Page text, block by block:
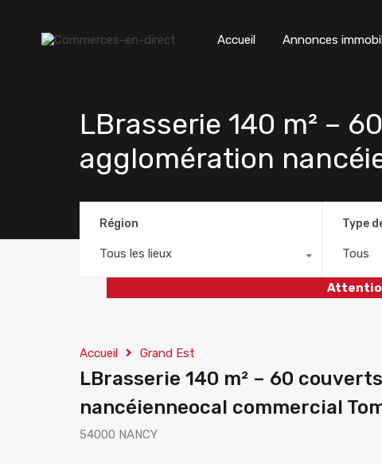
Accueil Annonces
LBrasserie 140 m² –
agglomération
Région
Tous les lieux
Type
Tous
Accueil Grand Est
LBrasserie 140 m² – 60
nancéienneocal commercial
54000 NANCY